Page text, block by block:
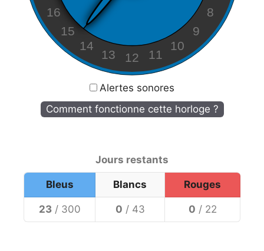
8
9
10
11
12
13
14
15
16
Alertes sonores
Comment fonctionne cette horloge ?
Jours restants
Bleus Blancs Rouges
23/ 300 0 / 43 0 / 22